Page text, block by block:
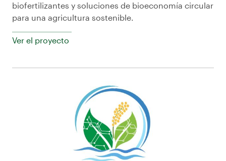
biofertilizantes y soluciones de bioeconomía circular
para una agricultura sostenible.
Ver el proyecto